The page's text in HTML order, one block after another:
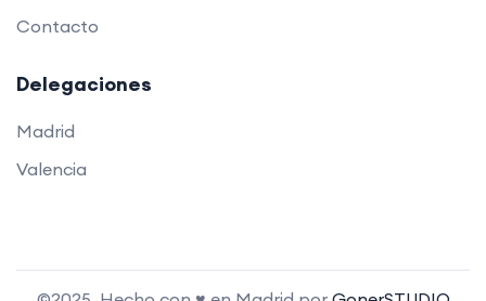
Contacto
Delegaciones
Madrid
Valencia